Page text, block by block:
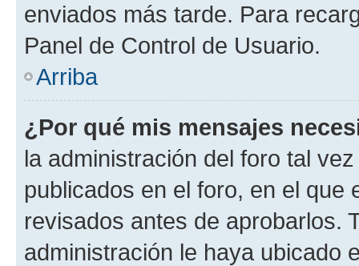
enviados más tarde. Para
Panel de Control de Usuario.
Arriba
¿Por qué mis mensajes
la administración del foro tal
publicados en el foro, en el
revisados antes de aprobarlos.
administración le haya ubicado